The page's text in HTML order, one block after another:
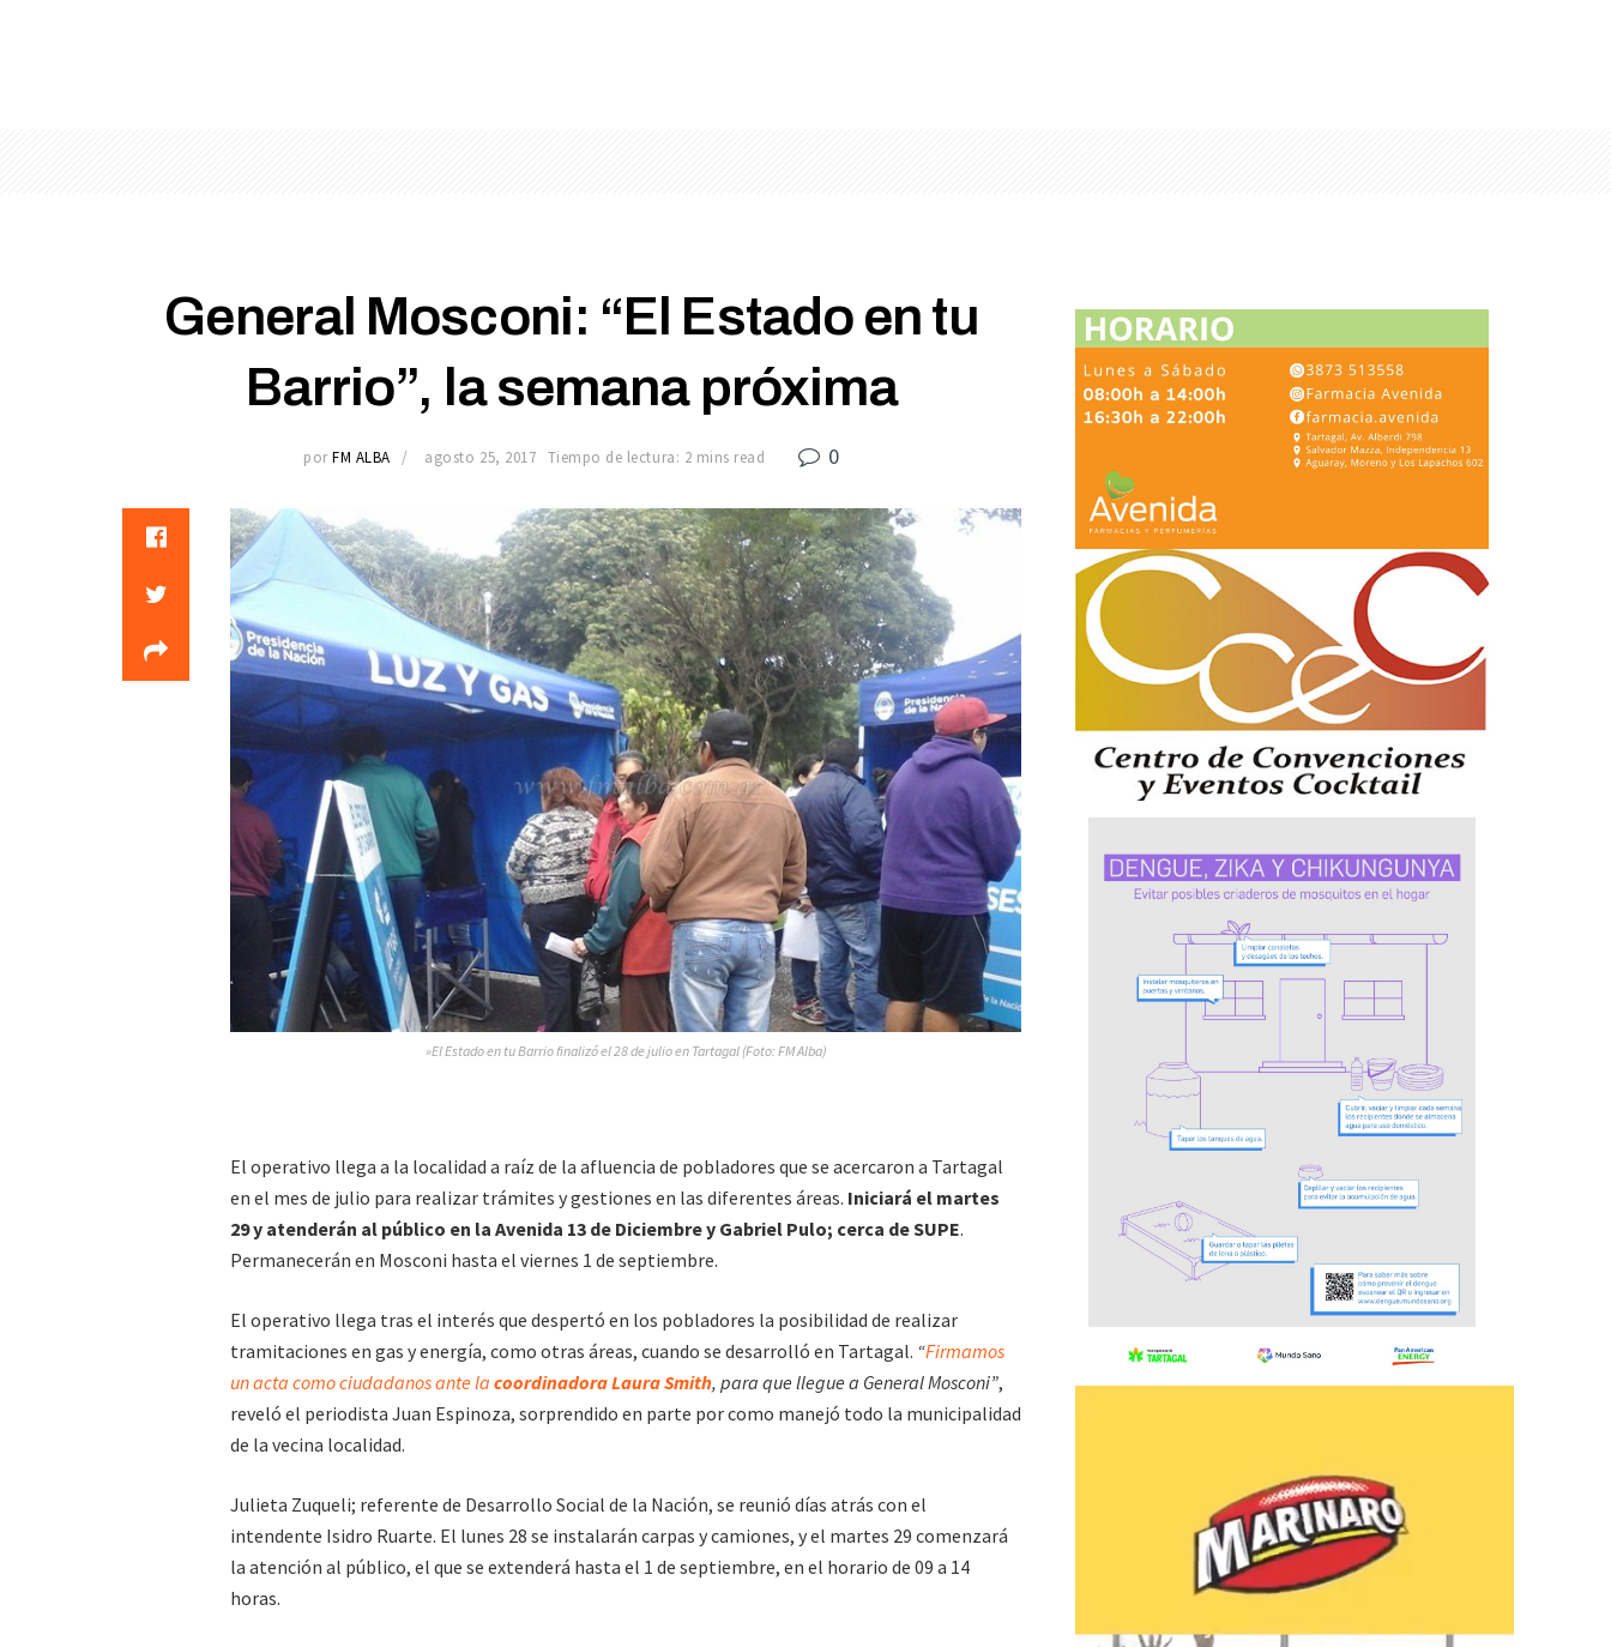
General Mosconi: “El Estado en tu
Barrio”, la semana próxima
por FM ALBA agosto 25, 2017 Tiempo de lectura: 2 mins read 0
»El Estado en tu Barrio finalizó el 28 de julio en Tartagal (Foto: FM Alba)
El operativo llega a la localidad a raíz de la afluencia de pobladores que se acercaron a Tartagal
en el mes de julio para realizar trámites y gestiones en las diferentes áreas. Iniciará el martes
29 y atenderán al público en la Avenida 13 de Diciembre y Gabriel Pulo; cerca de SUPE.
Permanecerán en Mosconi hasta el viernes 1 de septiembre.
El operativo llega tras el interés que despertó en los pobladores la posibilidad de realizar
tramitaciones en gas y energía, como otras áreas, cuando se desarrolló en Tartagal. “Firmamos
un acta como ciudadanos ante la coordinadora Laura Smith, para que llegue a General Mosconi”,
reveló el periodista Juan Espinoza, sorprendido en parte por como manejó todo la municipalidad
de la vecina localidad.
Julieta Zuqueli; referente de Desarrollo Social de la Nación, se reunió días atrás con el
intendente Isidro Ruarte. El lunes 28 se instalarán carpas y camiones, y el martes 29 comenzará
la atención al público, el que se extenderá hasta el 1 de septiembre, en el horario de 09 a 14
horas.